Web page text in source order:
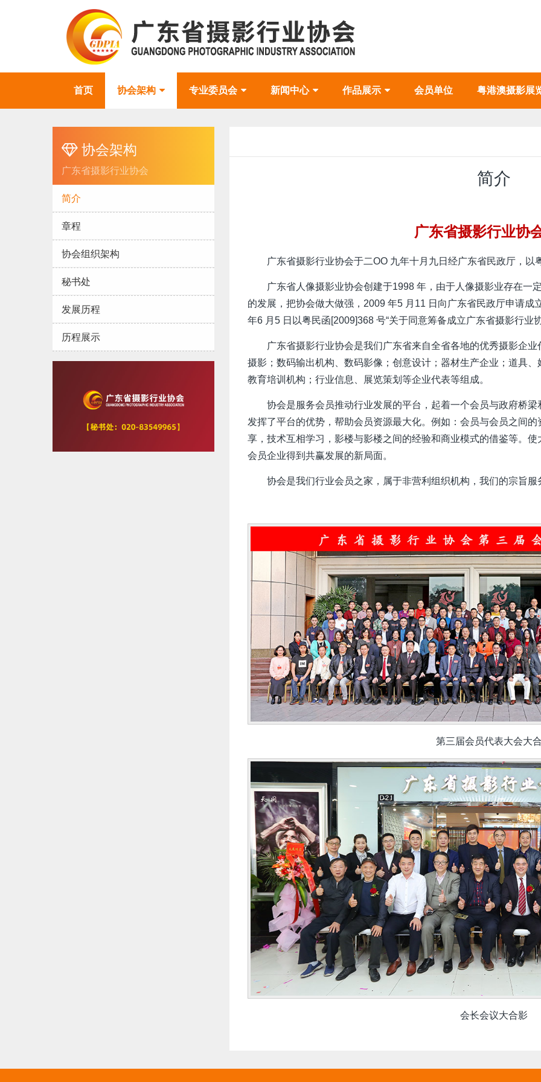
首页 协会架构 专业委员会 新闻中心 作品展示 会员单位 粤港澳摄影展
协会架构
广东省摄影行业协会
简介
章程
协会组织架构
秘书处
发展历程
历程展示
简介
广东省摄影行业协
广东省摄影行业协会于二OO 九年十月九日经广东省民政厅，
广东省人像摄影业协会创建于1998 年，由于人像摄影业存在一
的发展，把协会做大做强，2009 年5 月11 日向广东省民政厅申请
年6 月5 日以粤民函[2009]368 号“关于同意筹备成立广东省摄影行业
广东省摄影行业协会是我们广东省来自全省各地的优秀摄影企
摄影；数码输出机构、数码影像；创意设计；器材生产企业；道具
教育培训机构；行业信息、展览策划等企业代表等组成。
协会是服务会员推动行业发展的平台，起着一个会员与政府桥
发挥了平台的优势，帮助会员资源最大化。例如：会员与会员之间
享，技术互相学习，影楼与影楼之间的经验和商业模式的借鉴等。
会员企业得到共赢发展的新局面。
协会是我们行业会员之家，属于非营利组织机构，我们的宗旨
第三届会员代表大会大
会长会议大合影